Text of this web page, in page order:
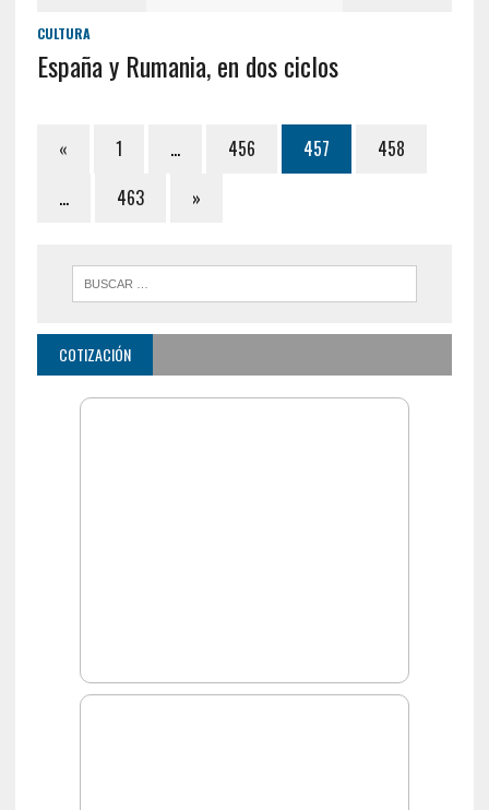
CULTURA
España y Rumania, en dos ciclos
« 1 … 456 457
458
…
463 »
COTIZACIÓN